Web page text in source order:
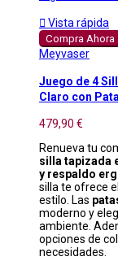
 Vista rápida
Compra Ahora
Meyvaser
Juego de 4
Claro con
479,90 €
Renueva tu
silla tapizada
y respaldo
silla te ofrece el
estilo. Las
moderno y
ambiente.
opciones de
necesidades.